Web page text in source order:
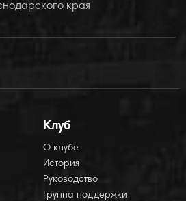
края
Клуб
О клубе
История
Руководство
Группа поддержки